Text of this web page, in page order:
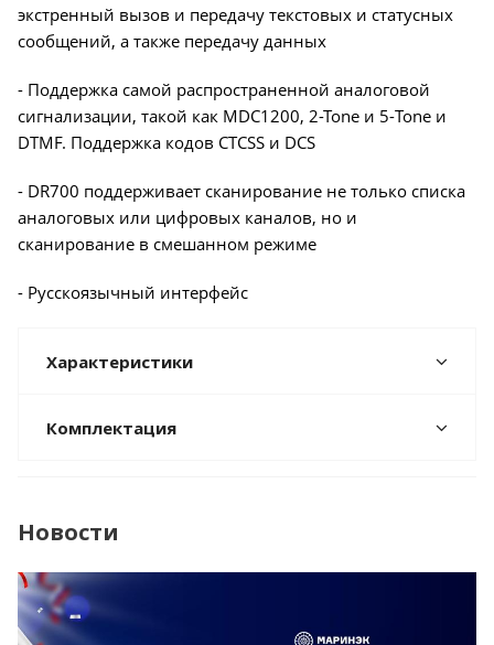
экстренный вызов и передачу текстовых и статусных
сообщений, а также передачу данных
- Поддержка самой распространенной аналоговой
сигнализации, такой как MDC1200, 2-Tone и 5-Tone и
DTMF. Поддержка кодов CTCSS и DCS
- DR700 поддерживает сканирование не только списка
аналоговых или цифровых каналов, но и
сканирование в смешанном режиме
- Русскоязычный интерфейс
Характеристики
Комплектация
Новости